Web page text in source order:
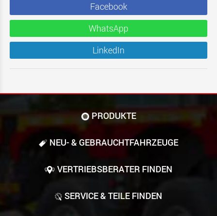
Facebook
WhatsApp
LinkedIn
PRODUKTE
NEU- & GEBRAUCHT­FAHRZEUGE
VERTRIEBSBERATER FINDEN
SERVICE & TEILE FINDEN